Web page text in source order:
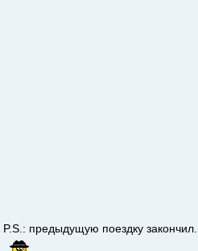
P.S.: предыдущую поездку